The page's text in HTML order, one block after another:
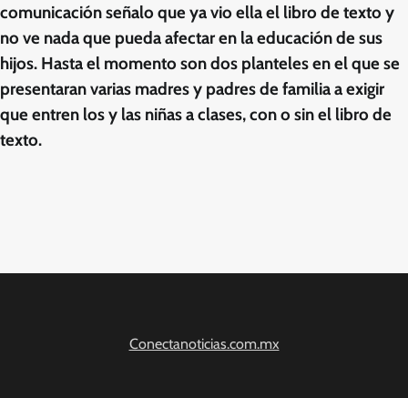
comunicación señalo que ya vio ella el libro de texto y
no ve nada que pueda afectar en la educación de sus
hijos. Hasta el momento son dos planteles en el que se
presentaran varias madres y padres de familia a exigir
que entren los y las niñas a clases, con o sin el libro de
texto.
Conectanoticias.com.mx